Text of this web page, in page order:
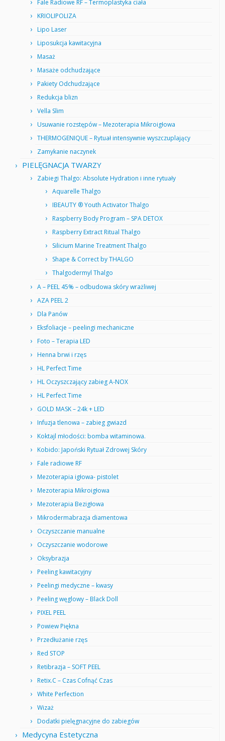
Fale Radiowe RF – Termoplastyka ciała
KRIOLIPOLIZA
Lipo Laser
Liposukcja kawitacyjna
Masaż
Masaże odchudzające
Pakiety Odchudzające
Redukcja blizn
Vella Slim
Usuwanie rozstępów – Mezoterapia Mikroigłowa
THERMOGENIQUE – Rytuał intensywnie wyszczuplający
Zamykanie naczynek
PIELĘGNACJA TWARZY
Zabiegi Thalgo: Absolute Hydration i inne rytuały
Aquarelle Thalgo
IBEAUTY ® Youth Activator Thalgo
Raspberry Body Program – SPA DETOX
Raspberry Extract Ritual Thalgo
Silicium Marine Treatment Thalgo
Shape & Correct by THALGO
Thalgodermyl Thalgo
A – PEEL 45% – odbudowa skóry wrażliwej
AZA PEEL 2
Dla Panów
Eksfoliacje – peelingi mechaniczne
Foto – Terapia LED
Henna brwi i rzęs
HL Perfect Time
HL Oczyszczający zabieg A-NOX
HL Perfect Time
GOLD MASK – 24k + LED
Infuzja tlenowa – zabieg gwiazd
Koktajl młodości: bomba witaminowa.
Kobido: Japoński Rytuał Zdrowej Skóry
Fale radiowe RF
Mezoterapia igłowa- pistolet
Mezoterapia Mikroigłowa
Mezoterapia Bezigłowa
Mikrodermabrazja diamentowa
Oczyszczanie manualne
Oczyszczanie wodorowe
Oksybrazja
Peeling kawitacyjny
Peelingi medyczne – kwasy
Peeling węglowy – Black Doll
PIXEL PEEL
Powiew Piękna
Przedłużanie rzęs
Red STOP
Retibrazja – SOFT PEEL
Retix.C – Czas Cofnąć Czas
White Perfection
Wizaż
Dodatki pielęgnacyjne do zabiegów
Medycyna Estetyczna